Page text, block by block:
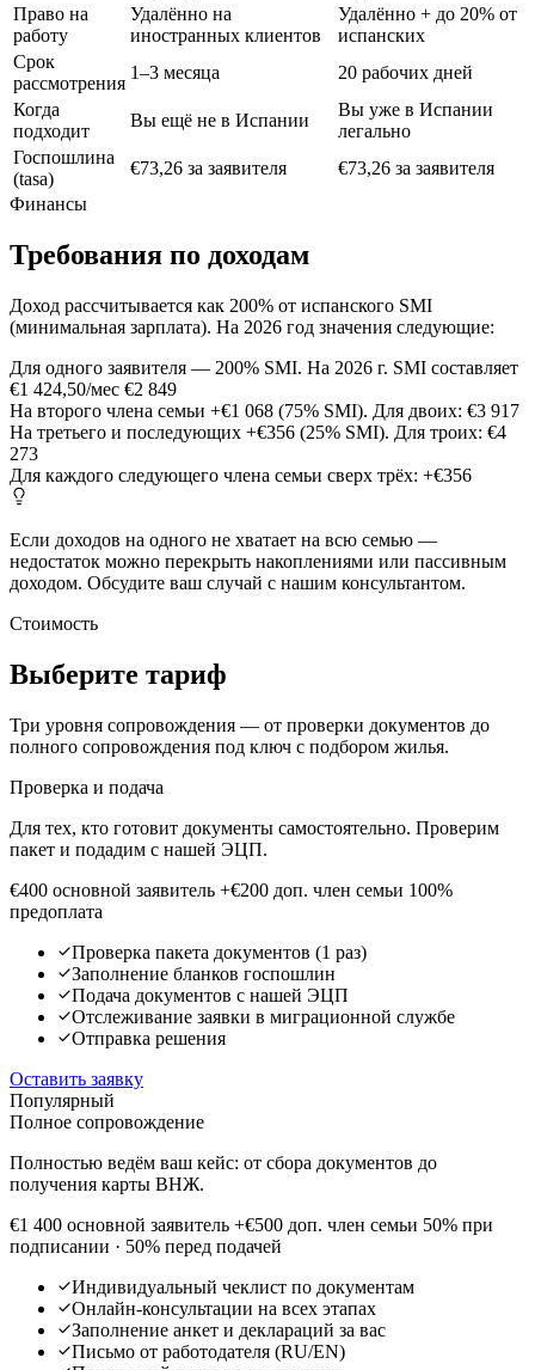
Право на
работу
Удалённо на
иностранных клиентов
Удалённо + до 20% от
испанских
Срок
рассмотрения
1–3 месяца
20 рабочих дней
Когда
подходит
Вы ещё не в Испании
Вы уже в Испании
легально
Госпошлина
(tasa)
€73,26 за заявителя
€73,26 за заявителя
Финансы
Требования по доходам
Доход рассчитывается как 200% от испанского SMI
(минимальная зарплата). На 2026 год значения следующие:
Для одного заявителя — 200% SMI. На 2026 г. SMI составляет
€1 424,50/мес €2 849
На второго члена семьи +€1 068 (75% SMI). Для двоих: €3 917
На третьего и последующих +€356 (25% SMI). Для троих: €4
273
Для каждого следующего члена семьи сверх трёх: +€356
Если доходов на одного не хватает на всю семью —
недостаток можно перекрыть накоплениями или пассивным
доходом. Обсудите ваш случай с нашим консультантом.
Стоимость
Выберите тариф
Три уровня сопровождения — от проверки документов до
полного сопровождения под ключ с подбором жилья.
Проверка и подача
Для тех, кто готовит документы самостоятельно. Проверим
пакет и подадим с нашей ЭЦП.
€400 основной заявитель +€200 доп. член семьи 100%
предоплата
Проверка пакета документов (1 раз)
Заполнение бланков госпошлин
Подача документов с нашей ЭЦП
Отслеживание заявки в миграционной службе
Отправка решения
Оставить заявку
Популярный
Полное сопровождение
Полностью ведём ваш кейс: от сбора документов до
получения карты ВНЖ.
€1 400 основной заявитель +€500 доп. член семьи 50% при
подписании · 50% перед подачей
Индивидуальный чеклист по документам
Онлайн-консультации на всех этапах
Заполнение анкет и деклараций за вас
Письмо от работодателя (RU/EN)